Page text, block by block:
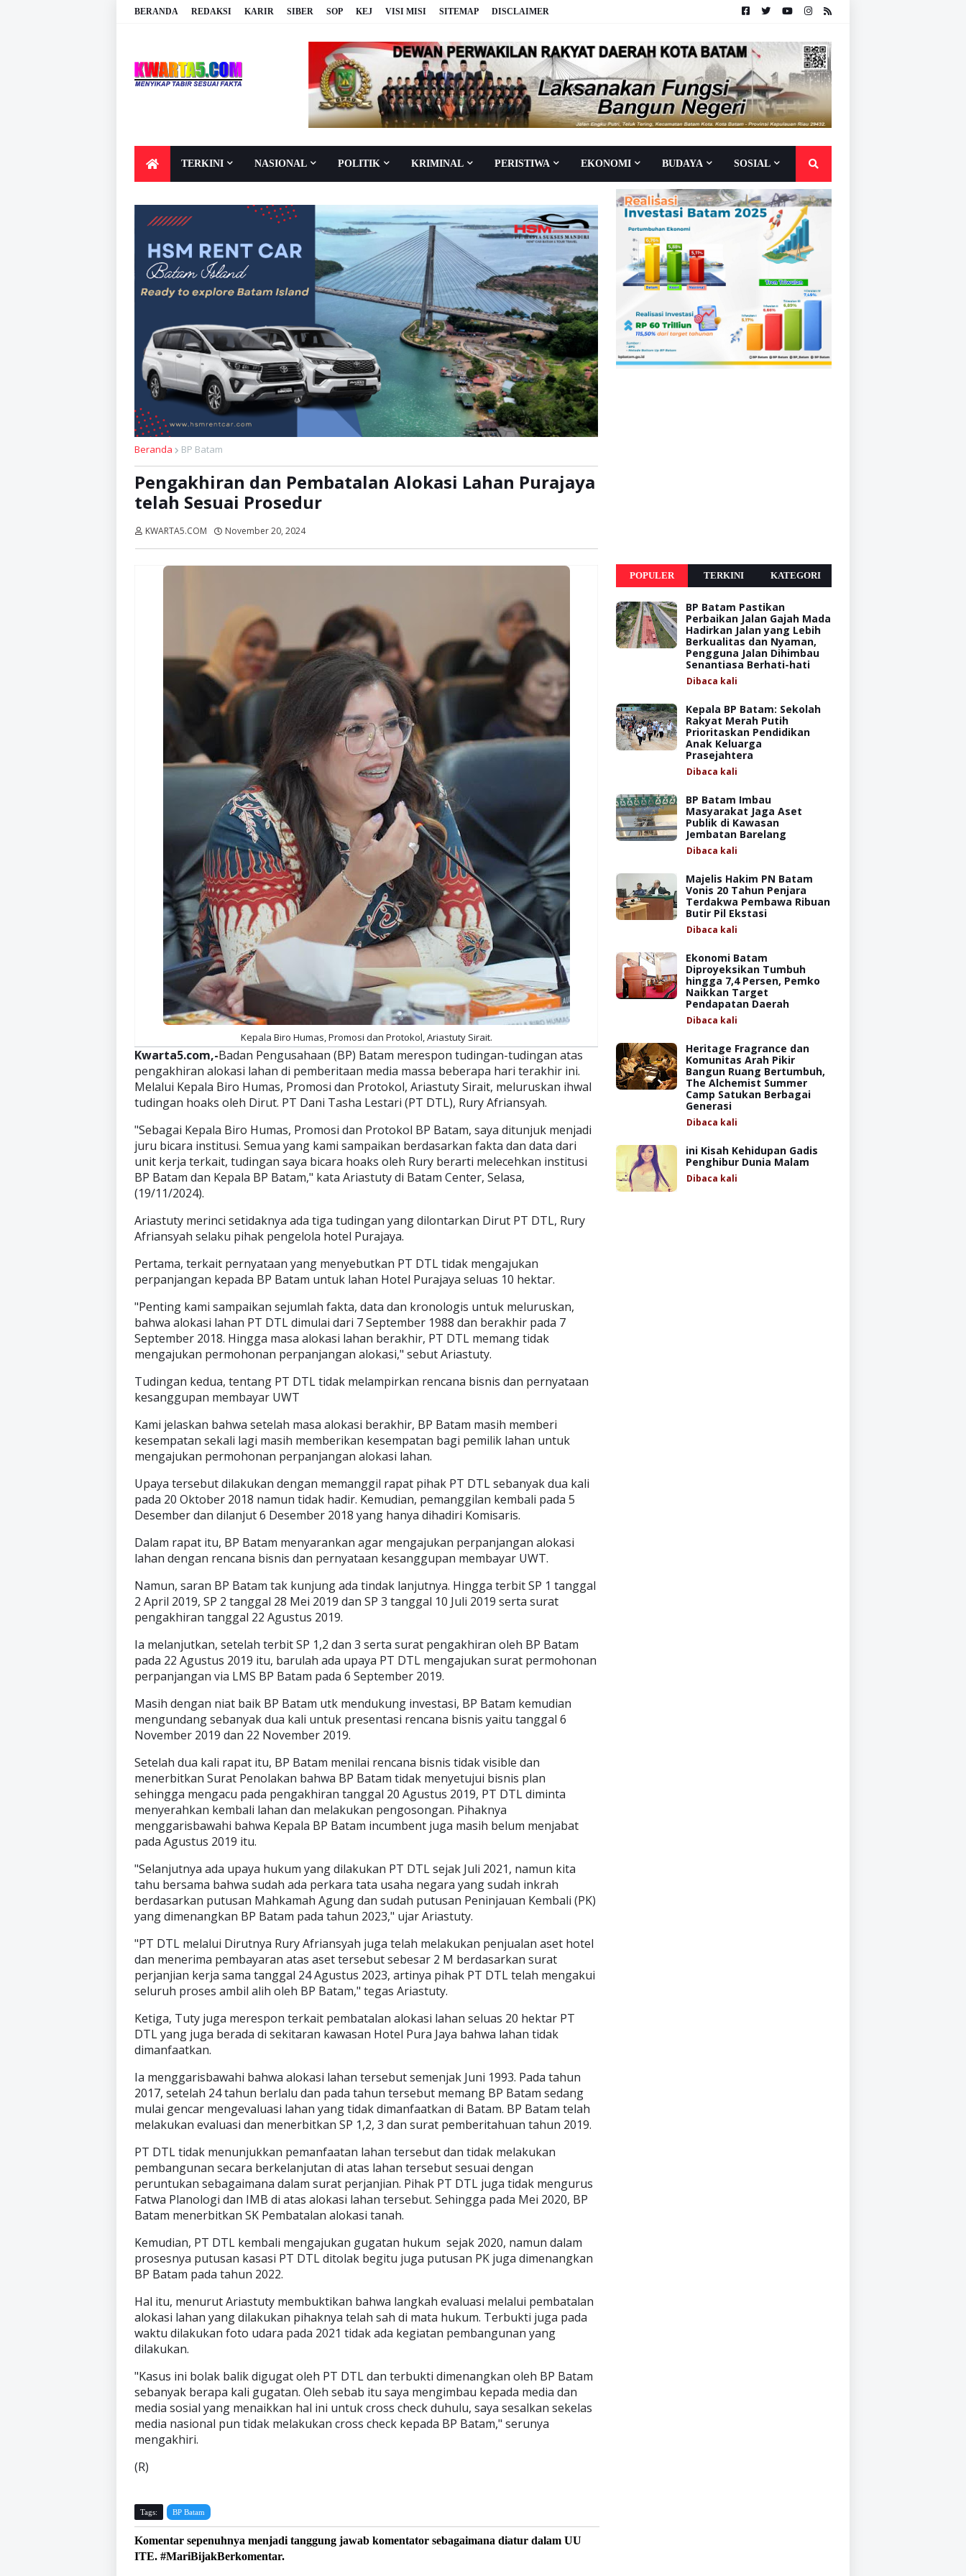
BERANDA REDAKSI KARIR SIBER SOP KEJ VISI MISI SITEMAP DISCLAIMER
TERKINI NASIONAL POLITIK KRIMINAL PERISTIWA EKONOMI BUDAYA SOSIAL
Beranda BP Batam
Pengakhiran dan Pembatalan Alokasi Lahan Purajaya
telah Sesuai Prosedur
KWARTA5.COM November 20, 2024
Kepala Biro Humas, Promosi dan Protokol, Ariastuty Sirait.
Kwarta5.com,-Badan Pengusahaan (BP) Batam merespon tudingan-tudingan atas
pengakhiran alokasi lahan di pemberitaan media massa beberapa hari terakhir ini.
Melalui Kepala Biro Humas, Promosi dan Protokol, Ariastuty Sirait, meluruskan ihwal
tudingan hoaks oleh Dirut. PT Dani Tasha Lestari (PT DTL), Rury Afriansyah.
"Sebagai Kepala Biro Humas, Promosi dan Protokol BP Batam, saya ditunjuk menjadi
juru bicara institusi. Semua yang kami sampaikan berdasarkan fakta dan data dari
unit kerja terkait, tudingan saya bicara hoaks oleh Rury berarti melecehkan institusi
BP Batam dan Kepala BP Batam," kata Ariastuty di Batam Center, Selasa,
(19/11/2024).
Ariastuty merinci setidaknya ada tiga tudingan yang dilontarkan Dirut PT DTL, Rury
Afriansyah selaku pihak pengelola hotel Purajaya.
Pertama, terkait pernyataan yang menyebutkan PT DTL tidak mengajukan
perpanjangan kepada BP Batam untuk lahan Hotel Purajaya seluas 10 hektar.
"Penting kami sampaikan sejumlah fakta, data dan kronologis untuk meluruskan,
bahwa alokasi lahan PT DTL dimulai dari 7 September 1988 dan berakhir pada 7
September 2018. Hingga masa alokasi lahan berakhir, PT DTL memang tidak
mengajukan permohonan perpanjangan alokasi," sebut Ariastuty.
Tudingan kedua, tentang PT DTL tidak melampirkan rencana bisnis dan pernyataan
kesanggupan membayar UWT
Kami jelaskan bahwa setelah masa alokasi berakhir, BP Batam masih memberi
kesempatan sekali lagi masih memberikan kesempatan bagi pemilik lahan untuk
mengajukan permohonan perpanjangan alokasi lahan.
Upaya tersebut dilakukan dengan memanggil rapat pihak PT DTL sebanyak dua kali
pada 20 Oktober 2018 namun tidak hadir. Kemudian, pemanggilan kembali pada 5
Desember dan dilanjut 6 Desember 2018 yang hanya dihadiri Komisaris.
Dalam rapat itu, BP Batam menyarankan agar mengajukan perpanjangan alokasi
lahan dengan rencana bisnis dan pernyataan kesanggupan membayar UWT.
Namun, saran BP Batam tak kunjung ada tindak lanjutnya. Hingga terbit SP 1 tanggal
2 April 2019, SP 2 tanggal 28 Mei 2019 dan SP 3 tanggal 10 Juli 2019 serta surat
pengakhiran tanggal 22 Agustus 2019.
Ia melanjutkan, setelah terbit SP 1,2 dan 3 serta surat pengakhiran oleh BP Batam
pada 22 Agustus 2019 itu, barulah ada upaya PT DTL mengajukan surat permohonan
perpanjangan via LMS BP Batam pada 6 September 2019.
Masih dengan niat baik BP Batam utk mendukung investasi, BP Batam kemudian
mengundang sebanyak dua kali untuk presentasi rencana bisnis yaitu tanggal 6
November 2019 dan 22 November 2019.
Setelah dua kali rapat itu, BP Batam menilai rencana bisnis tidak visible dan
menerbitkan Surat Penolakan bahwa BP Batam tidak menyetujui bisnis plan
sehingga mengacu pada pengakhiran tanggal 20 Agustus 2019, PT DTL diminta
menyerahkan kembali lahan dan melakukan pengosongan. Pihaknya
menggarisbawahi bahwa Kepala BP Batam incumbent juga masih belum menjabat
pada Agustus 2019 itu.
"Selanjutnya ada upaya hukum yang dilakukan PT DTL sejak Juli 2021, namun kita
tahu bersama bahwa sudah ada perkara tata usaha negara yang sudah inkrah
berdasarkan putusan Mahkamah Agung dan sudah putusan Peninjauan Kembali (PK)
yang dimenangkan BP Batam pada tahun 2023," ujar Ariastuty.
"PT DTL melalui Dirutnya Rury Afriansyah juga telah melakukan penjualan aset hotel
dan menerima pembayaran atas aset tersebut sebesar 2 M berdasarkan surat
perjanjian kerja sama tanggal 24 Agustus 2023, artinya pihak PT DTL telah mengakui
seluruh proses ambil alih oleh BP Batam," tegas Ariastuty.
Ketiga, Tuty juga merespon terkait pembatalan alokasi lahan seluas 20 hektar PT
DTL yang juga berada di sekitaran kawasan Hotel Pura Jaya bahwa lahan tidak
dimanfaatkan.
Ia menggarisbawahi bahwa alokasi lahan tersebut semenjak Juni 1993. Pada tahun
2017, setelah 24 tahun berlalu dan pada tahun tersebut memang BP Batam sedang
mulai gencar mengevaluasi lahan yang tidak dimanfaatkan di Batam. BP Batam telah
melakukan evaluasi dan menerbitkan SP 1,2, 3 dan surat pemberitahuan tahun 2019.
PT DTL tidak menunjukkan pemanfaatan lahan tersebut dan tidak melakukan
pembangunan secara berkelanjutan di atas lahan tersebut sesuai dengan
peruntukan sebagaimana dalam surat perjanjian. Pihak PT DTL juga tidak mengurus
Fatwa Planologi dan IMB di atas alokasi lahan tersebut. Sehingga pada Mei 2020, BP
Batam menerbitkan SK Pembatalan alokasi tanah.
Kemudian, PT DTL kembali mengajukan gugatan hukum sejak 2020, namun dalam
prosesnya putusan kasasi PT DTL ditolak begitu juga putusan PK juga dimenangkan
BP Batam pada tahun 2022.
Hal itu, menurut Ariastuty membuktikan bahwa langkah evaluasi melalui pembatalan
alokasi lahan yang dilakukan pihaknya telah sah di mata hukum. Terbukti juga pada
waktu dilakukan foto udara pada 2021 tidak ada kegiatan pembangunan yang
dilakukan.
"Kasus ini bolak balik digugat oleh PT DTL dan terbukti dimenangkan oleh BP Batam
sebanyak berapa kali gugatan. Oleh sebab itu saya mengimbau kepada media dan
media sosial yang menaikkan hal ini untuk cross check duhulu, saya sesalkan sekelas
media nasional pun tidak melakukan cross check kepada BP Batam," serunya
mengakhiri.
(R)
Tags: BP Batam
Komentar sepenuhnya menjadi tanggung jawab komentator sebagaimana diatur dalam UU
ITE. #MariBijakBerkomentar.
POPULER TERKINI KATEGORI
BP Batam Pastikan
Perbaikan Jalan Gajah Mada
Hadirkan Jalan yang Lebih
Berkualitas dan Nyaman,
Pengguna Jalan Dihimbau
Senantiasa Berhati-hati
Dibaca kali
Kepala BP Batam: Sekolah
Rakyat Merah Putih
Prioritaskan Pendidikan
Anak Keluarga
Prasejahtera
Dibaca kali
BP Batam Imbau
Masyarakat Jaga Aset
Publik di Kawasan
Jembatan Barelang
Dibaca kali
Majelis Hakim PN Batam
Vonis 20 Tahun Penjara
Terdakwa Pembawa Ribuan
Butir Pil Ekstasi
Dibaca kali
Ekonomi Batam
Diproyeksikan Tumbuh
hingga 7,4 Persen, Pemko
Naikkan Target
Pendapatan Daerah
Dibaca kali
Heritage Fragrance dan
Komunitas Arah Pikir
Bangun Ruang Bertumbuh,
The Alchemist Summer
Camp Satukan Berbagai
Generasi
Dibaca kali
ini Kisah Kehidupan Gadis
Penghibur Dunia Malam
Dibaca kali